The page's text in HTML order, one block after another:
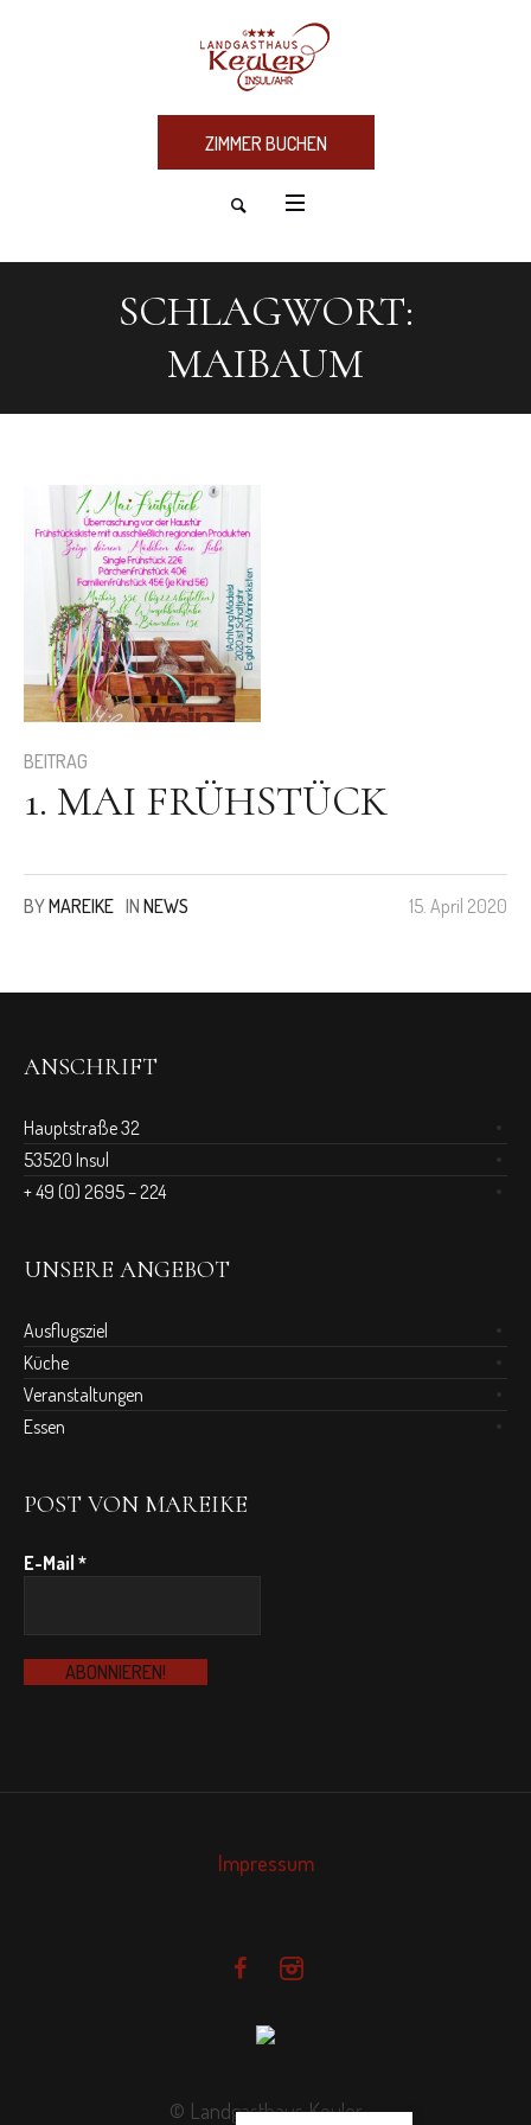
ZIMMER BUCHEN
SCHLAGWORT:
MAIBAUM
BEITRAG
1. MAI FRÜHSTÜCK
15. April 2020
BYMAREIKE IN NEWS
ANSCHRIFT
Hauptstraße 32
53520 Insul
+ 49 (0) 2695 – 224
UNSERE ANGEBOT
Ausflugsziel
Küche
Veranstaltungen
Essen
POST VON MAREIKE
E-Mail*
Impressum
© Landgasthaus Keuler